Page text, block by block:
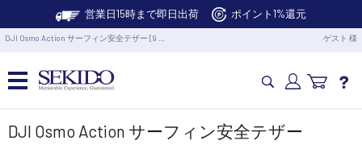
営業日15時まで即日出荷 ポイント1%還元
DJI Osmo Action サーフィン安全テザー [9 … ゲスト 様
カメラドローン・生活家電
DJI Osmo Action サーフィン安全テザー